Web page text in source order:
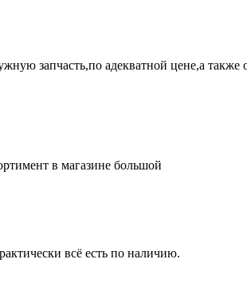
запчасть,по адекватной цене,а также
в магазине большой
всё есть по наличию.